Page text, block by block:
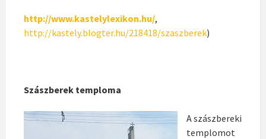
http://www.kastelylexikon.hu/,
http://kastely.blogter.hu/218418/szaszberek)
Szászberek temploma
A szászbereki
templomot